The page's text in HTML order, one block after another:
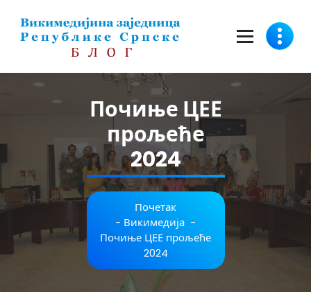
садржај
Почиње ЦЕЕ
прољеће
2024
Почетак
- Викимедија -
Почиње ЦЕЕ прољеће
2024